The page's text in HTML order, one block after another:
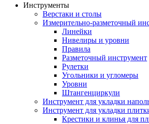
Инструменты
Верстаки и столы
Измерительно-разметочный
Линейки
Нивелиры и уровни
Правила
Разметочный инструмент
Рулетки
Угольники и угломеры
Уровни
Штангенциркули
Инструмент для укладки
Инструмент для укладки
Крестики и клинья для